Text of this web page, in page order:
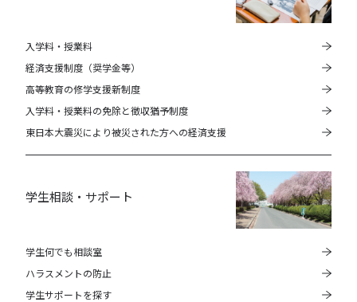
入学料・授業料
経済支援制度（奨学金等）
高等教育の修学支援新制度
入学料・授業料の免除と徴収猶予制度
東日本大震災により被災された方への経済支援
学生相談・サポート
学生何でも相談室
ハラスメントの防止
学生サポートを探す